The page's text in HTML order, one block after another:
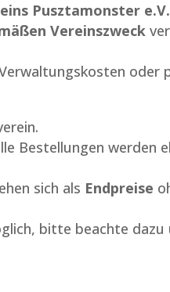
Pusztamonster e.V.
Vereinszweck
oder
Bestellungen werden
sich als Endpreise
bitte beachte dazu